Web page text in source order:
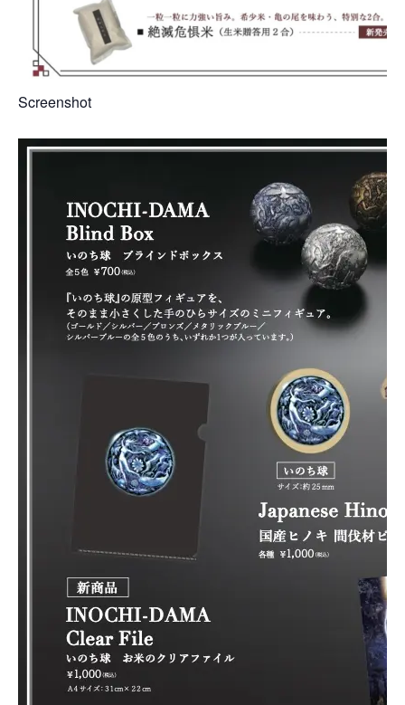
Uniform
Project
Art
Project
Screenshot